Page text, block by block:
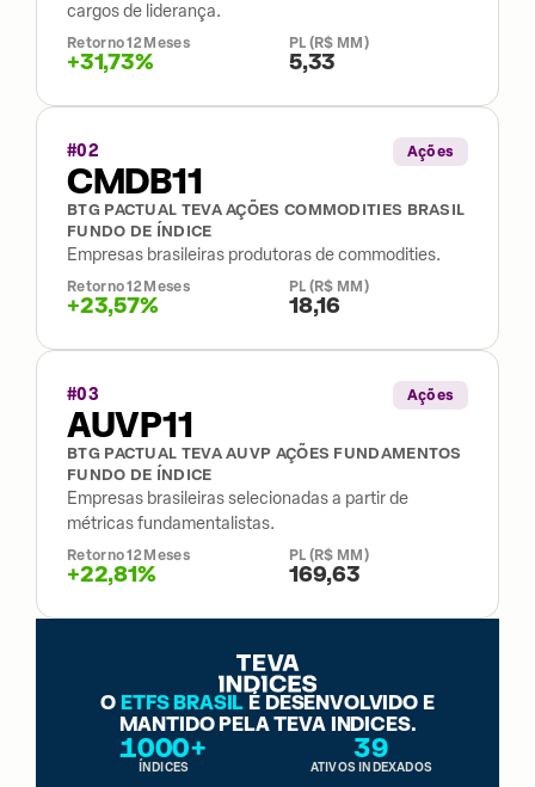
cargos de liderança.
Retorno 12 Meses
+31,73%
PL (R$ MM)
5,33
#02 Ações
CMDB11
BTG PACTUAL TEVA AÇÕES COMMODITIES BRASIL
FUNDO DE ÍNDICE
Empresas brasileiras produtoras de commodities.
Retorno 12 Meses
+23,57%
PL (R$ MM)
18,16
#03 Ações
AUVP11
BTG PACTUAL TEVA AUVP AÇÕES FUNDAMENTOS
FUNDO DE ÍNDICE
Empresas brasileiras selecionadas a partir de
métricas fundamentalistas.
Retorno 12 Meses
+22,81%
PL (R$ MM)
169,63
O ETFS BRASIL É DESENVOLVIDO E
MANTIDO PELA TEVA INDICES.
1000+
ÍNDICES
39
ATIVOS INDEXADOS